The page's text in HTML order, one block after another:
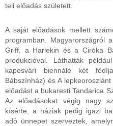
teli előadás született.
A saját előadások mellett
programban. Magyarországról
Griff, a Harlekin és a Ciróka
produkcióval. Láthatták
kaposvári biennálé két
Bábszínház) és A
előadást a bukaresti Tandarica
Az előadásokat végig nagy
kísérte, a háziak pedig igazi
adó ünnepet szerveztek,